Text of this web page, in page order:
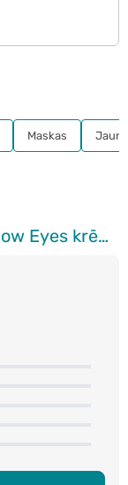
Atsauksmes BIOVENE Retinol Glow Eyes krēms ādai ap acīm, 30ml
Maskas